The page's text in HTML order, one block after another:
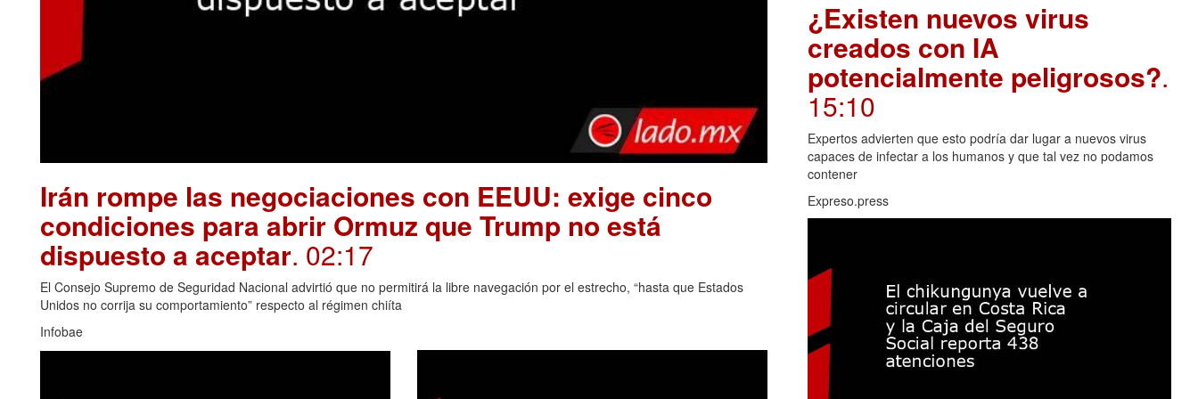
Irán rompe las negociaciones con EEUU: exige cinco
condiciones para abrir Ormuz que Trump no está
dispuesto a aceptar. 02:17
El Consejo Supremo de Seguridad Nacional advirtió que no permitirá la libre navegación por el estrecho, “hasta que Estados
Unidos no corrija su comportamiento” respecto al régimen chiíta
Infobae
¿Existen nuevos virus
creados con IA
potencialmente peligrosos?.
15:10
Expertos advierten que esto podría dar lugar a nuevos virus
capaces de infectar a los humanos y que tal vez no podamos
contener
Expreso.press